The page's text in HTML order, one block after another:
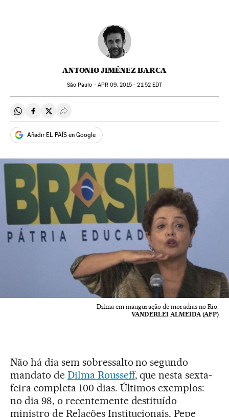
ANTONIO JIMÉNEZ BARCA
São Paulo - APR 09, 2015 - 21:52EDT
Compartir en Whatsapp
Compartir en Facebook
Compartir en Twitter
Desplegar Redes Sociales
Añadir EL PAÍS en Google
Dilma em inauguração de moradias no Rio.
VANDERLEI ALMEIDA (AFP)
Não há dia sem sobressalto no segundo
mandato de Dilma Rousseff, que nesta sexta-
feira completa 100 dias. Últimos exemplos:
no dia 98, o recentemente destituído
ministro de Relações Institucionais, Pepe